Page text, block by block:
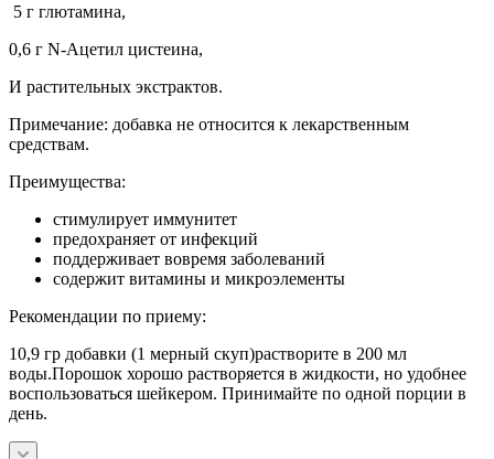
5 г глютамина,
0,6 г N-Ацетил цистеина,
И растительных экстрактов.
Примечание: добавка не относится к лекарственным
средствам.
Преимущества:
стимулирует иммунитет
предохраняет от инфекций
поддерживает вовремя заболеваний
содержит витамины и микроэлементы
Рекомендации по приему:
10,9 гр добавки (1 мерный скуп)растворите в 200 мл
воды.Порошок хорошо растворяется в жидкости, но удобнее
воспользоваться шейкером. Принимайте по одной порции в
день.